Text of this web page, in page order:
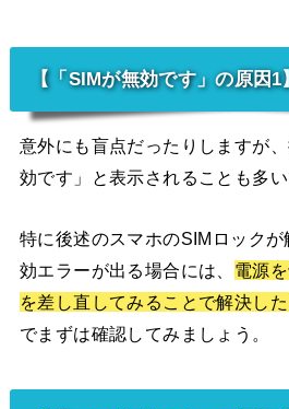
【「SIMが無効です」の原因
意外にも盲点だったりしますが
効です」と表示されることも多い
特に後述のスマホのSIMロック
効エラーが出る場合には、 電源
を差し直してみることで解決し
でまずは確認してみましょう。